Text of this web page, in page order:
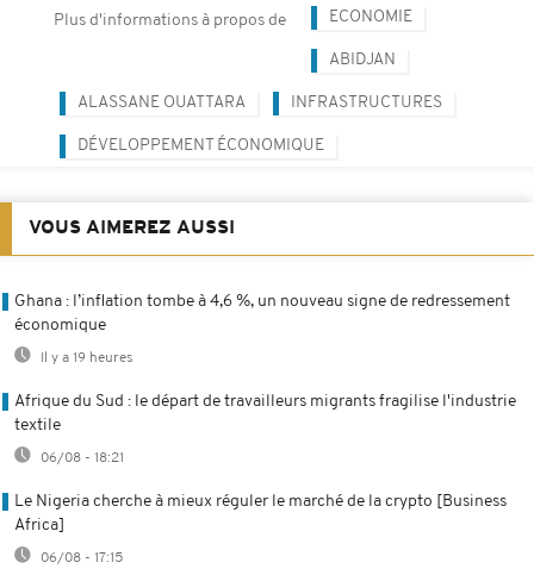
Plus d'informations à propos de ECONOMIE
ABIDJAN
ALASSANE OUATTARA INFRASTRUCTURES
DÉVELOPPEMENT ÉCONOMIQUE
VOUS AIMEREZ AUSSI
Ghana : l’inflation tombe à 4,6 %, un nouveau signe de redressement
économique
Il y a 19 heures
Afrique du Sud : le départ de travailleurs migrants fragilise l'industrie
textile
06/08 - 18:21
Le Nigeria cherche à mieux réguler le marché de la crypto [Business
Africa]
06/08 - 17:15